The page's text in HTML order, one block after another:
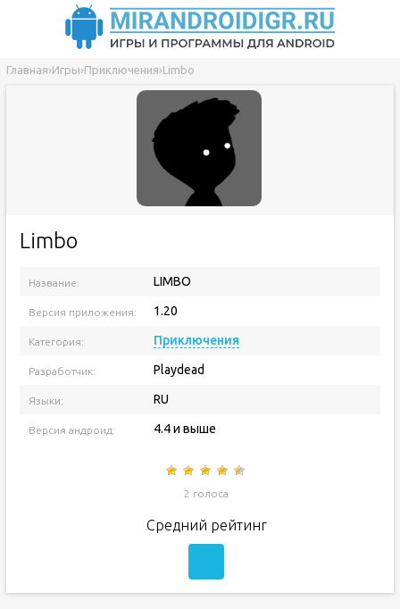
Главная›Игры›Приключения›Limbo
Limbo
Название: LIMBO
Версия приложения: 1.20
Категория: Приключения
Разработчик: Playdead
Языки: RU
Версия андроид: 4.4 и выше
2 голоса
Средний рейтинг